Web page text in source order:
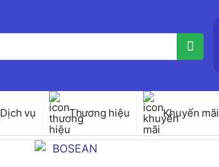
Dịch vụ Thương hiệu Khuyến mãi